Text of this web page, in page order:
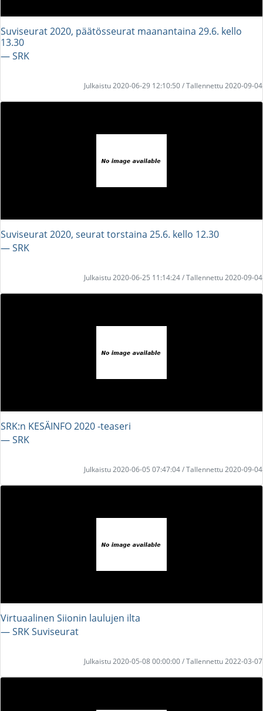
Suviseurat 2020, päätösseurat maanantaina 29.6. kello
13.30
― SRK
Julkaistu 2020-06-29 12:10:50 / Tallennettu 2020-09-04
Suviseurat 2020, seurat torstaina 25.6. kello 12.30
― SRK
Julkaistu 2020-06-25 11:14:24 / Tallennettu 2020-09-04
SRK:n KESÄINFO 2020 -teaseri
― SRK
Julkaistu 2020-06-05 07:47:04 / Tallennettu 2020-09-04
Virtuaalinen Siionin laulujen ilta
― SRK Suviseurat
Julkaistu 2020-05-08 00:00:00 / Tallennettu 2022-03-07